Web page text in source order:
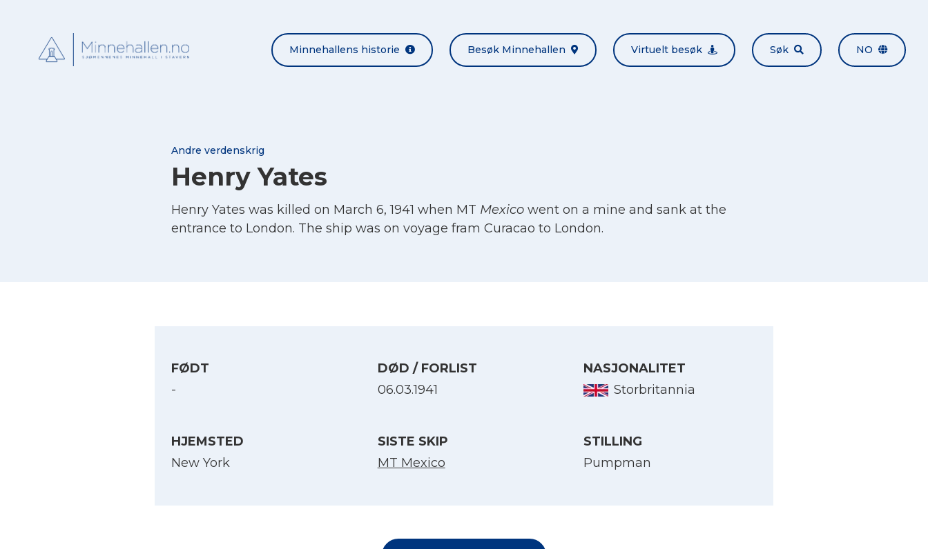
Minnehallens historie Besøk Minnehallen Virtuelt besøk Søk NO
Andre verdenskrig
Henry Yates
Henry Yates was killed on March 6, 1941 when MT Mexico went on a mine and sank at the
entrance to London. The ship was on voyage fram Curacao to London.
FØDT
-
DØD / FORLIST
06.03.1941
NASJONALITET
Storbritannia
HJEMSTED
New York
SISTE SKIP
MT Mexico
STILLING
Pumpman